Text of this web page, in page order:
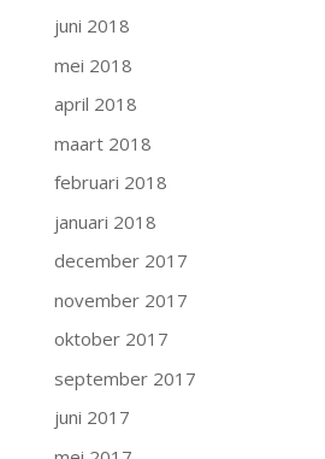
juni 2018
mei 2018
april 2018
maart 2018
februari 2018
januari 2018
december 2017
november 2017
oktober 2017
september 2017
juni 2017